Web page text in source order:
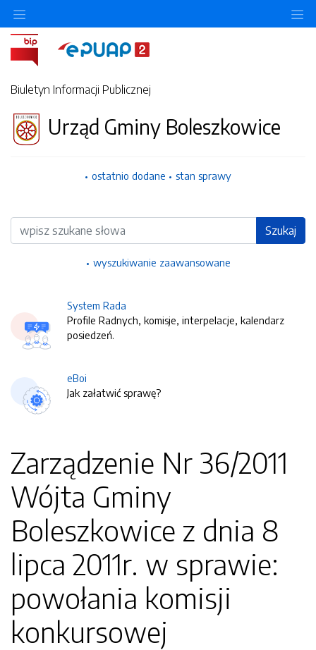
Biuletyn Informacji Publicznej
Urząd Gminy Boleszkowice
ostatnio dodane stan sprawy
Wyszukiwarka Szukaj
wyszukiwanie zaawansowane
System Rada
Profile Radnych, komisje, interpelacje, kalendarz
posiedzeń.
eBoi
Jak załatwić sprawę?
Zarządzenie Nr 36/2011
Wójta Gminy
Boleszkowice z dnia 8
lipca 2011r. w sprawie:
powołania komisji
konkursowej